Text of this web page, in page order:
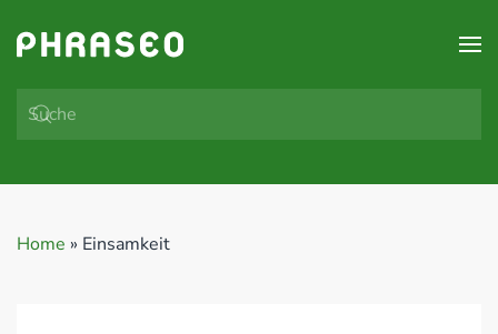
Zum Hauptinhalt springen
Home » Einsamkeit